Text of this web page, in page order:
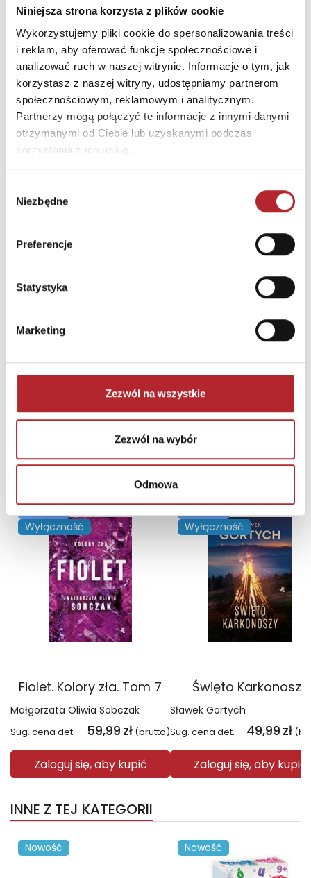
Niniejsza strona korzysta z plików cookie
Wykorzystujemy pliki cookie do spersonalizowania treści
i reklam, aby oferować funkcje społecznościowe i
analizować ruch w naszej witrynie. Informacje o tym, jak
korzystasz z naszej witryny, udostępniamy partnerom
społecznościowym, reklamowym i analitycznym.
Partnerzy mogą połączyć te informacje z innymi danymi
otrzymanymi od Ciebie lub uzyskanymi podczas
korzystania z ich usług.
zgody
Niezbędne
Preferencje
Statystyka
Marketing
Zezwól na wszystkie
Zezwól na wybór
Odmowa
Miasto
Chwaszczyno
E-mail
alexander@alexander.co
m.pl
INNI KLIENCI KUPOWALI
NAJCZĘŚCIEJ KUPOWANE
Wyłączność
Fiolet. Kolory zła. Tom 7
Małgorzata Oliwia Sobczak
Sug. cena det. 59,99 zł (brutto)
Zaloguj się, aby kupić
Wyłączność
Święto Karkonoszy
Sławek Gortych
Sug. cena det. 49,99 zł
Zaloguj się, aby kupić
INNE Z TEJ KATEGORII
Nowość Nowość